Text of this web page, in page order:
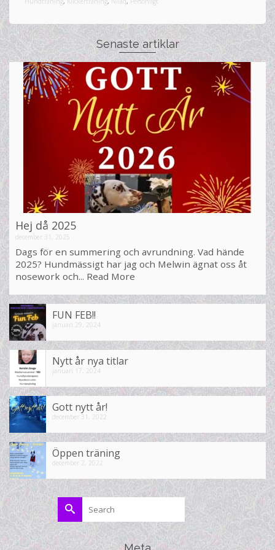
Senaste artiklar
Hej då 2025
december 31, 2025
Dags för en summering och avrundning. Vad hände
2025? Hundmässigt har jag och Melwin ägnat oss åt
nosework och... Read More
FUN FEB!!
januari 29, 2024
Nytt år nya titlar
januari 17, 2024
Gott nytt år!
december 31, 2022
Öppen träning
december 2, 2022
Search
for: